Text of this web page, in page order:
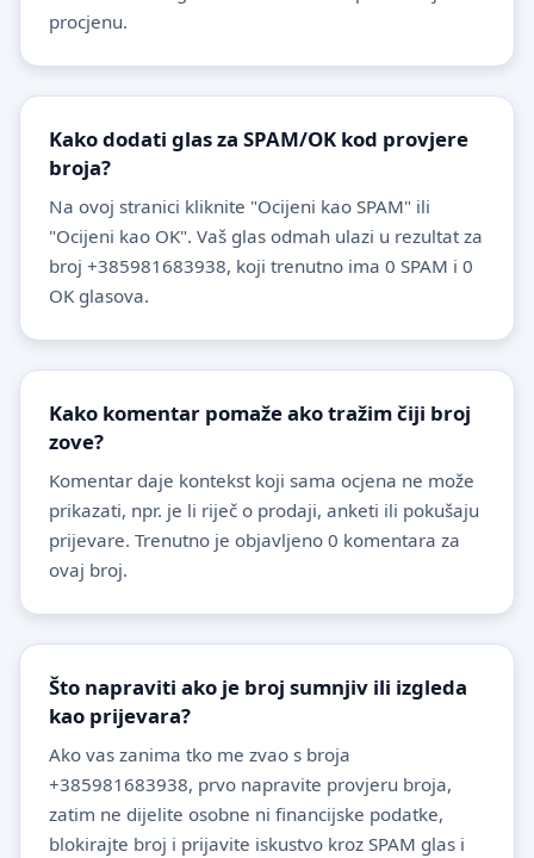
procjenu.
Kako dodati glas za SPAM/OK kod provjere
broja?
Na ovoj stranici kliknite "Ocijeni kao SPAM" ili
"Ocijeni kao OK". Vaš glas odmah ulazi u rezultat za
broj +385981683938, koji trenutno ima 0 SPAM i 0
OK glasova.
Kako komentar pomaže ako tražim čiji broj
zove?
Komentar daje kontekst koji sama ocjena ne može
prikazati, npr. je li riječ o prodaji, anketi ili pokušaju
prijevare. Trenutno je objavljeno 0 komentara za
ovaj broj.
Što napraviti ako je broj sumnjiv ili izgleda
kao prijevara?
Ako vas zanima tko me zvao s broja
+385981683938, prvo napravite provjeru broja,
zatim ne dijelite osobne ni financijske podatke,
blokirajte broj i prijavite iskustvo kroz SPAM glas i